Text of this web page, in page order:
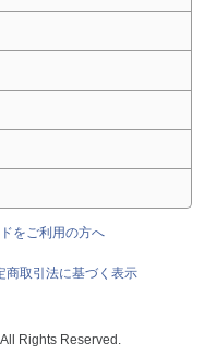
をご利用の方へ
商取引法に基づく表示
Rights Reserved.